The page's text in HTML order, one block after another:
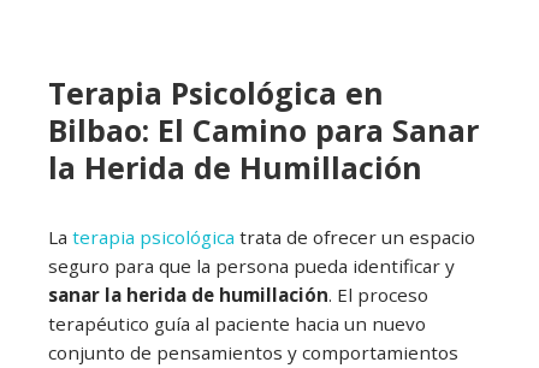
Terapia Psicológica en
Bilbao: El Camino para Sanar
la Herida de Humillación
La terapia psicológica trata de ofrecer un espacio
seguro para que la persona pueda identificar y
sanar la herida de humillación. El proceso
terapéutico guía al paciente hacia un nuevo
conjunto de pensamientos y comportamientos